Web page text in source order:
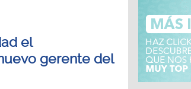
el
gerente del